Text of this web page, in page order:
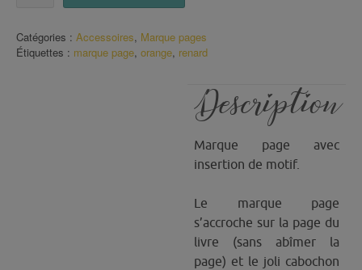
Petit
Renard
Catégories : Accessoires, Marque pages
Étiquettes : marque page, orange, renard
Description
Marque page avec
insertion de motif.
Le marque page
s’accroche sur la page du
livre (sans abîmer la
page) et le joli cabochon